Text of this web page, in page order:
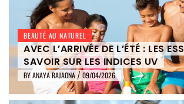
BEAUTÉ AU NATUREL
AVEC L’ARRIVÉE DE L’ÉTÉ : LES
SAVOIR SUR LES INDICES UV
BYANAYA RAJAONA / 09/04/2026